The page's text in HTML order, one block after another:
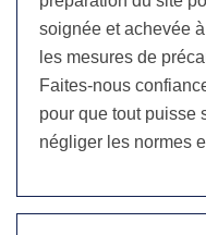
soignée et achevée
les mesures de
Faites-nous
pour que tout puisse
négliger les normes